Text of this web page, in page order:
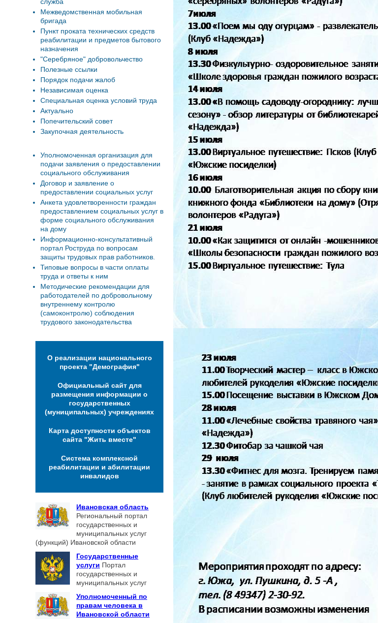
Межведомственная мобильная
бригада
Пункт проката технических средств
реабилитации и предметов бытового
назначения
"Серебряное" добровольчество
Полезные ссылки
Порядок подачи жалоб
Независимая оценка
Специальная оценка условий труда
Актуально
Попечительский совет
Закупочная деятельность
Уполномоченная организация для
подачи заявления о предоставлении
социального обслуживания
Договор и заявление о
предоставлении социальных услуг
Анкета удовлетворенности граждан
предоставлением социальных услуг в
форме социального обслуживания
на дому
Информационно-консультативный
портал Роструда по вопросам
защиты трудовых прав работников.
Типовые вопросы в части оплаты
труда и ответы к ним
Методические рекомендации для
работодателей по добровольному
внутреннему контролю
(самоконтролю) соблюдения
трудового законодательства
О реализации национального
проекта "Демография"
Официальный сайт для
размещения информации о
государственных
(муниципальных) учреждениях
Карта доступности объектов
сайта "Жить вместе"
Система комплексной
реабилитации и абилитации
инвалидов
Ивановская область
Региональный портал
государственных и
муниципальных услуг
(функций) Ивановской области
Государственные
услуги Портал
государственных и
муниципальных услуг
Уполномоченный по
правам человека в
Ивановской области